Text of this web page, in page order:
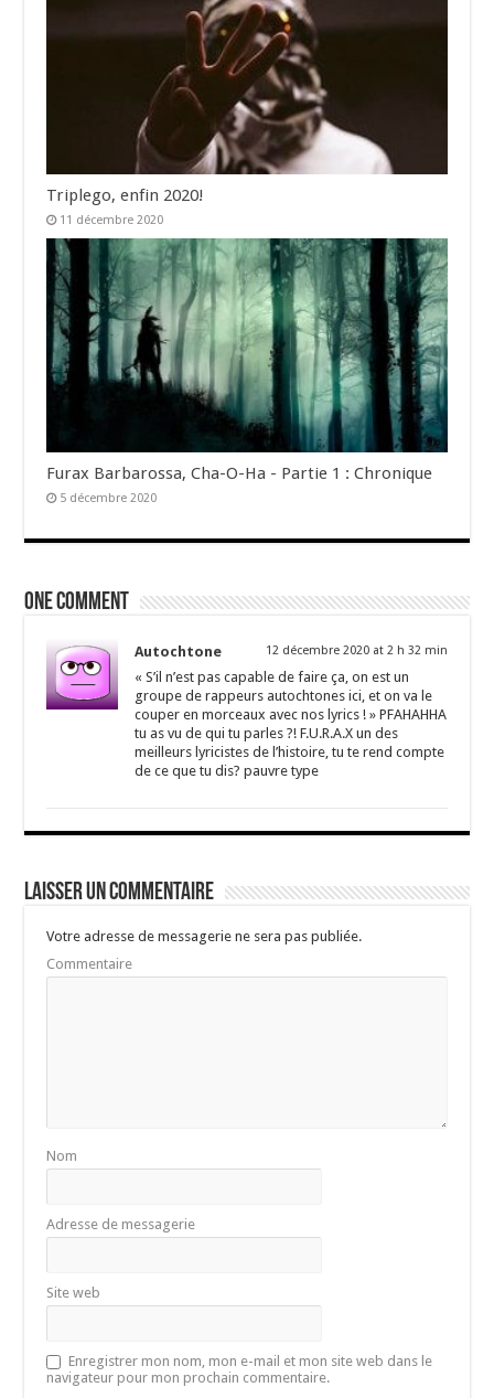
Triplego, enfin 2020!
11 décembre 2020
Furax Barbarossa, Cha-O-Ha - Partie 1 : Chronique
5 décembre 2020
One comment
Autochtone 12 décembre 2020 at 2 h 32 min
« S’il n’est pas capable de faire ça, on est un
groupe de rappeurs autochtones ici, et on va le
couper en morceaux avec nos lyrics ! » PFAHAHHA
tu as vu de qui tu parles ?! F.U.R.A.X un des
meilleurs lyricistes de l’histoire, tu te rend compte
de ce que tu dis? pauvre type
Laisser un commentaire
Votre adresse de messagerie ne sera pas publiée.
Commentaire
Nom
Adresse de messagerie
Site web
Enregistrer mon nom, mon e-mail et mon site web dans le
navigateur pour mon prochain commentaire.